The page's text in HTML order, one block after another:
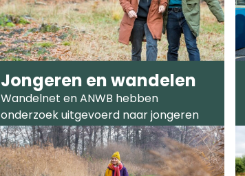
Jongeren en wandelen
Wandelnet en ANWB hebben
onderzoek uitgevoerd naar jongeren
en wandelen.